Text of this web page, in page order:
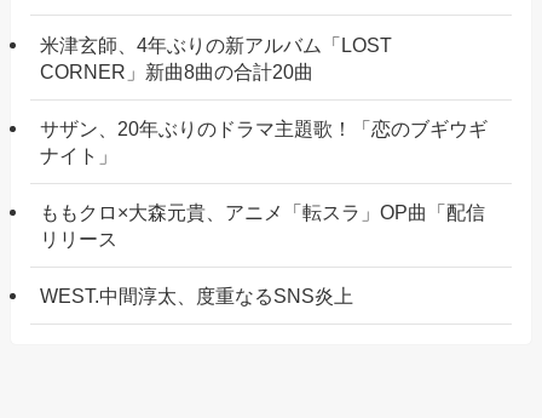
米津玄師、4年ぶりの新アルバム「LOST
CORNER」新曲8曲の合計20曲
サザン、20年ぶりのドラマ主題歌！「恋のブギウギ
ナイト」
ももクロ×大森元貴、アニメ「転スラ」OP曲「配信
リリース
WEST.中間淳太、度重なるSNS炎上